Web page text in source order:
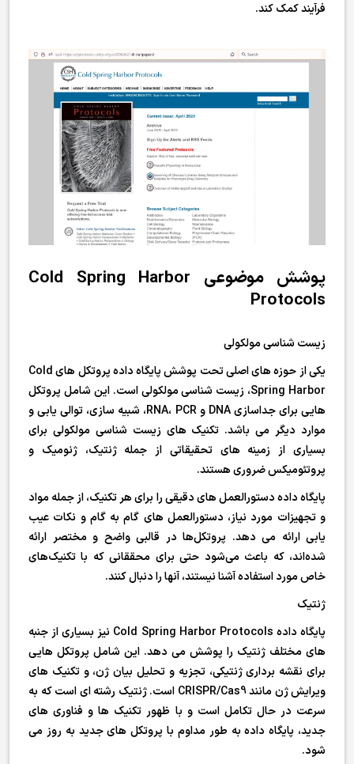
فرآیند کمک کند.
پوشش موضوعی Cold Spring Harbor
Protocols
زیست شناسی مولکولی
یکی از حوزه های اصلی تحت پوشش پایگاه داده پروتکل های Cold
Spring Harbor، زیست شناسی مولکولی است. این شامل پروتکل
هایی برای جداسازی DNA و RNA، PCR، شبیه سازی، توالی یابی و
موارد دیگر می باشد. تکنیک های زیست شناسی مولکولی برای
بسیاری از زمینه های تحقیقاتی از جمله ژنتیک، ژنومیک و
پروتئومیکس ضروری هستند.
پایگاه داده دستورالعمل های دقیقی را برای هر تکنیک، از جمله مواد
و تجهیزات مورد نیاز، دستورالعمل های گام به گام و نکات عیب
یابی ارائه می دهد. پروتکل‌ها در قالبی واضح و مختصر ارائه
شده‌اند، که باعث می‌شود حتی برای محققانی که با تکنیک‌های
خاص مورد استفاده آشنا نیستند، آنها را دنبال کنند.
ژنتیک
پایگاه داده Cold Spring Harbor Protocols نیز بسیاری از جنبه
های مختلف ژنتیک را پوشش می دهد. این شامل پروتکل هایی
برای نقشه برداری ژنتیکی، تجزیه و تحلیل بیان ژن، و تکنیک های
ویرایش ژن مانند CRISPR/Cas9 است. ژنتیک رشته ای است که به
سرعت در حال تکامل است و با ظهور تکنیک ها و فناوری های
جدید، پایگاه داده به طور مداوم با پروتکل های جدید به روز می
شود.